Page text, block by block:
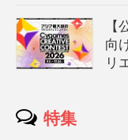
向
リ
特集